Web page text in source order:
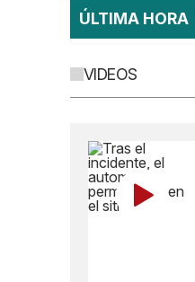
ÚLTIMA HORA
VIDEOS